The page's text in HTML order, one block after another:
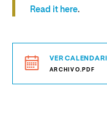
Read it here.
VER
ARCHIVO.PDF